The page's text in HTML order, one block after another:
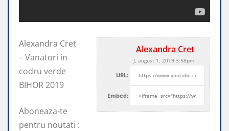
Alexandra Cret
J, august 1, 2019 3:58pm
URL:
Embed:
Alexandra Cret
– Vanatori in
codru verde
BIHOR 2019
Aboneaza-te
pentru noutati :